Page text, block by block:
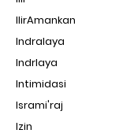
IlirAmankan
Indralaya
Indrlaya
Intimidasi
Isrami'raj
Izin